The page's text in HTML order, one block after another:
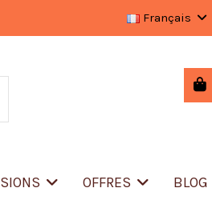
Français
OFFRES
BLOG